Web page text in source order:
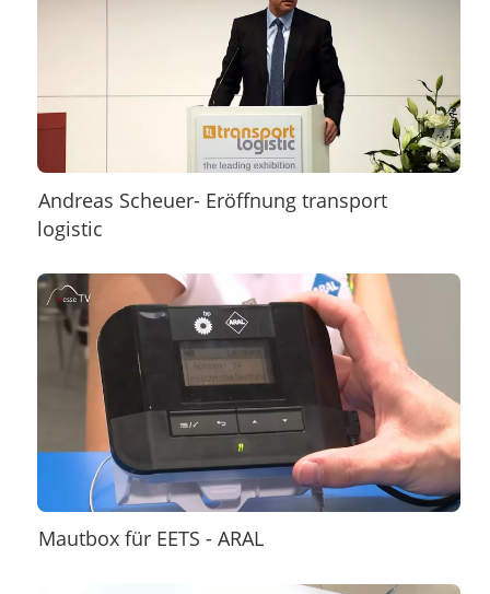
Andreas Scheuer- Eröffnung transport
logistic
Mautbox für EETS - ARAL